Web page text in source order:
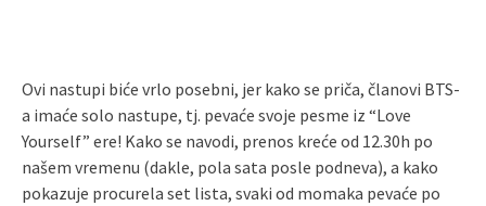
Ovi nastupi biće vrlo posebni, jer kako se priča, članovi BTS-
a imaće solo nastupe, tj. pevaće svoje pesme iz “Love
Yourself” ere! Kako se navodi, prenos kreće od 12.30h po
našem vremenu (dakle, pola sata posle podneva), a kako
pokazuje procurela set lista, svaki od momaka pevaće po